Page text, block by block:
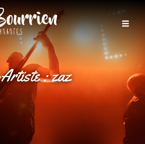
Artiste :zaz